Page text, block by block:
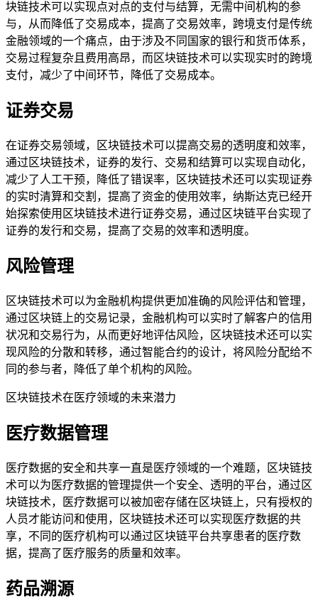
块链技术可以实现点对点的支付与结算，无需中间机构的参
与，从而降低了交易成本，提高了交易效率，跨境支付是传统
金融领域的一个痛点，由于涉及不同国家的银行和货币体系，
交易过程复杂且费用高昂，而区块链技术可以实现实时的跨境
支付，减少了中间环节，降低了交易成本。
证券交易
在证券交易领域，区块链技术可以提高交易的透明度和效率，
通过区块链技术，证券的发行、交易和结算可以实现自动化，
减少了人工干预，降低了错误率，区块链技术还可以实现证券
的实时清算和交割，提高了资金的使用效率，纳斯达克已经开
始探索使用区块链技术进行证券交易，通过区块链平台实现了
证券的发行和交易，提高了交易的效率和透明度。
风险管理
区块链技术可以为金融机构提供更加准确的风险评估和管理，
通过区块链上的交易记录，金融机构可以实时了解客户的信用
状况和交易行为，从而更好地评估风险，区块链技术还可以实
现风险的分散和转移，通过智能合约的设计，将风险分配给不
同的参与者，降低了单个机构的风险。
区块链技术在医疗领域的未来潜力
医疗数据管理
医疗数据的安全和共享一直是医疗领域的一个难题，区块链技
术可以为医疗数据的管理提供一个安全、透明的平台，通过区
块链技术，医疗数据可以被加密存储在区块链上，只有授权的
人员才能访问和使用，区块链技术还可以实现医疗数据的共
享，不同的医疗机构可以通过区块链平台共享患者的医疗数
据，提高了医疗服务的质量和效率。
药品溯源